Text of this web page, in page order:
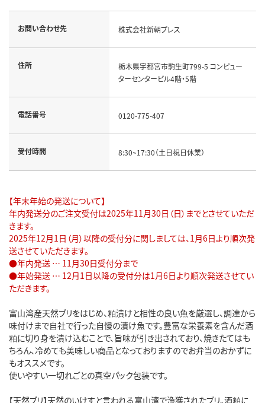
お問い合わせ先 株式会社新朝プレス
住所
栃木県宇都宮市駒生町799-5 コンピュー
ターセンタービル4階・5階
電話番号 0120-775-407
受付時間 8:30~17:30（土日祝日休業）
【年末年始の発送について】
年内発送分のご注文受付は2025年11月30日（日）までとさせていただ
きます。
2025年12月1日（月）以降の受付分に関しましては、1月6日より順次発
送させていただきます。
●年内発送 … 11月30日受付分まで
●年始発送 … 12月1日以降の受付分は1月6日より順次発送させてい
ただきます。
富山湾産天然ブリをはじめ、粕漬けと相性の良い魚を厳選し、調達から
味付けまで自社で行った自慢の漬け魚です。豊富な栄養素を含んだ酒
粕に切り身を漬け込むことで、旨味が引き出されており、焼きたてはも
ちろん、冷めても美味しい商品となっておりますのでお弁当のおかずに
もオススメです。
使いやすい一切れごとの真空パック包装です。
【天然ブリ】天然のいけすと言われる富山湾で漁獲されたブリ。酒粕に